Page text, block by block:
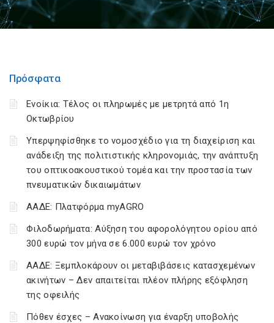
Πρόσφατα
Ενοίκια: Τέλος οι πληρωμές με μετρητά από 1η
Οκτωβρίου
Υπερψηφίσθηκε το νομοσχέδιο για τη διαχείριση και
ανάδειξη της πολιτιστικής κληρονομιάς, την ανάπτυξη
του οπτικοακουστικού τομέα και την προστασία των
πνευματικών δικαιωμάτων
ΑΑΔΕ: Πλατφόρμα myAGRO
Φιλοδωρήματα: Αύξηση του αφορολόγητου ορίου από
300 ευρώ τον μήνα σε 6.000 ευρώ τον χρόνο
ΑΑΔΕ: Ξεμπλοκάρουν οι μεταβιβάσεις κατασχεμένων
ακινήτων – Δεν απαιτείται πλέον πλήρης εξόφληση
της οφειλής
Πόθεν έσχες – Ανακοίνωση για έναρξη υποβολής